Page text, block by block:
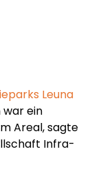
Leuna
ein
Areal, sagte
Infra-